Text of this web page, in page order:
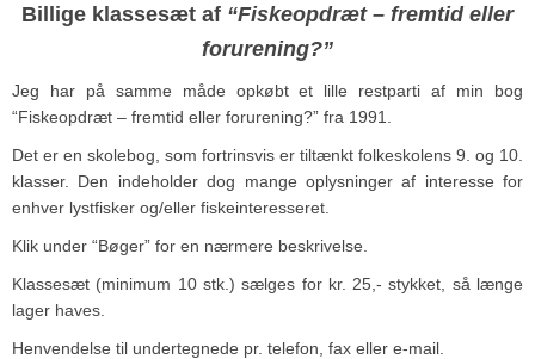
Billige klassesæt af “Fiskeopdræt – fremtid eller
forurening?”
Jeg har på samme måde opkøbt et lille restparti af min bog
“Fiskeopdræt – fremtid eller forurening?” fra 1991.
Det er en skolebog, som fortrinsvis er tiltænkt folkeskolens 9. og 10.
klasser. Den indeholder dog mange oplysninger af interesse for
enhver lystfisker og/eller fiskeinteresseret.
Klik under “Bøger” for en nærmere beskrivelse.
Klassesæt (minimum 10 stk.) sælges for kr. 25,- stykket, så længe
lager haves.
Henvendelse til undertegnede pr. telefon, fax eller e-mail.